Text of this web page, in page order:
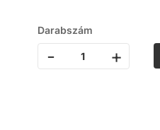
Darabszám
- +